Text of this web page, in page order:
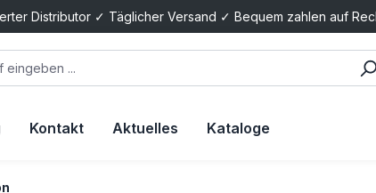
Distributor ✓ Täglicher Versand ✓ Bequem zahlen auf
Kontakt Aktuelles Kataloge